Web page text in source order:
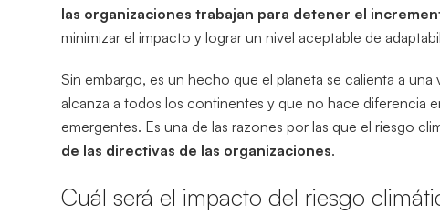
las organizaciones trabajan para detener el
minimizar el impacto y lograr un nivel aceptable de
Sin embargo, es un hecho que el planeta se calienta a
alcanza a todos los continentes y que no hace diferencia
emergentes. Es una de las razones por las que el riesgo
de las directivas de las organizaciones.
Cuál será el impacto del riesgo